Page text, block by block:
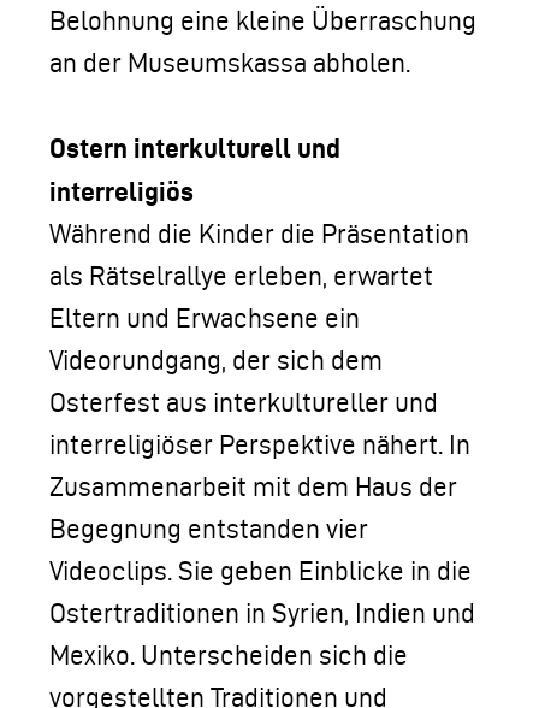
Belohnung eine kleine Überraschung
an der Museumskassa abholen.
Ostern interkulturell und
interreligiös
Während die Kinder die Präsentation
als Rätselrallye erleben, erwartet
Eltern und Erwachsene ein
Videorundgang, der sich dem
Osterfest aus interkultureller und
interreligiöser Perspektive nähert. In
Zusammenarbeit mit dem Haus der
Begegnung entstanden vier
Videoclips. Sie geben Einblicke in die
Ostertraditionen in Syrien, Indien und
Mexiko. Unterscheiden sich die
vorgestellten Traditionen und